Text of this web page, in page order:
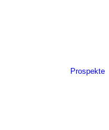
Prospekte